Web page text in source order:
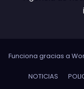
Funciona gracias a
NOTICIAS